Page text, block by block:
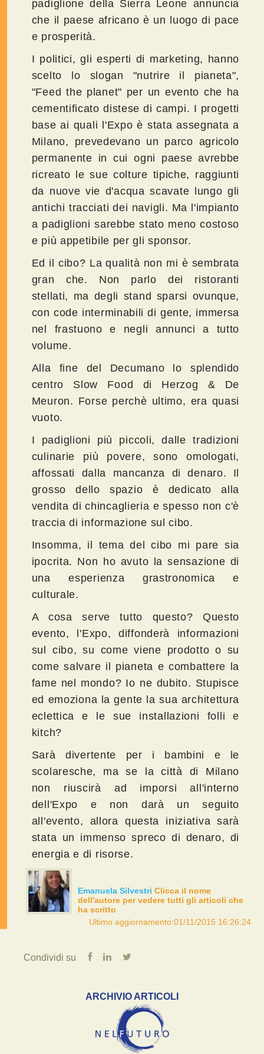
padiglione della Sierra Leone annuncia
che il paese africano è un luogo di pace
e prosperità.
I politici, gli esperti di marketing, hanno
scelto lo slogan "nutrire il pianeta",
"Feed the planet" per un evento che ha
cementificato distese di campi. I progetti
base ai quali l'Expo è stata assegnata a
Milano, prevedevano un parco agricolo
permanente in cui ogni paese avrebbe
ricreato le sue colture tipiche, raggiunti
da nuove vie d'acqua scavate lungo gli
antichi tracciati dei navigli. Ma l'impianto
a padiglioni sarebbe stato meno costoso
e più appetibile per gli sponsor.
Ed il cibo? La qualità non mi è sembrata
gran che. Non parlo dei ristoranti
stellati, ma degli stand sparsi ovunque,
con code interminabili di gente, immersa
nel frastuono e negli annunci a tutto
volume.
Alla fine del Decumano lo splendido
centro Slow Food di Herzog & De
Meuron. Forse perchè ultimo, era quasi
vuoto.
I padiglioni più piccoli, dalle tradizioni
culinarie più povere, sono omologati,
affossati dalla mancanza di denaro. Il
grosso dello spazio è dedicato alla
vendita di chincaglieria e spesso non c'è
traccia di informazione sul cibo.
Insomma, il tema del cibo mi pare sia
ipocrita. Non ho avuto la sensazione di
una esperienza grastronomica e
culturale.
A cosa serve tutto questo? Questo
evento, l'Expo, diffonderà informazioni
sul cibo, su come viene prodotto o su
come salvare il pianeta e combattere la
fame nel mondo? Io ne dubito. Stupisce
ed emoziona la gente la sua architettura
eclettica e le sue installazioni folli e
kitch?
Sarà divertente per i bambini e le
scolaresche, ma se la città di Milano
non riuscirà ad imporsi all'interno
dell'Expo e non darà un seguito
all'evento, allora questa iniziativa sarà
stata un immenso spreco di denaro, di
energia e di risorse.
Emanuela Silvestri Clicca il nome
dell'autore per vedere tutti gli articoli che
ha scritto
Ultimo aggiornamento:01/11/2015 16:26:24
Condividi su
ARCHIVIO ARTICOLI